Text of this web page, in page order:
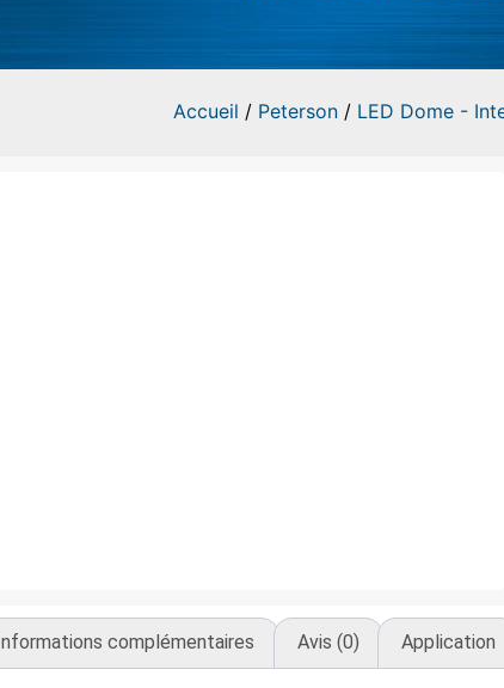
Accueil / Peterson / LED Dome -
Informations complémentaires Avis (0) Application